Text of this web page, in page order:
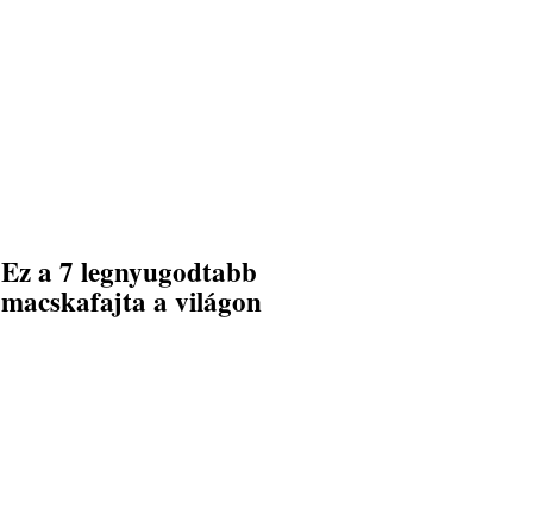
Ez a 7 legnyugodtabb
macskafajta a világon